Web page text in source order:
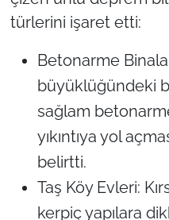
türlerini işaret etti:
Betonarme
büyüklüğündeki
sağlam
yıkıntıya yol
belirtti.
Taş Köy Evleri:
kerpiç yapılara